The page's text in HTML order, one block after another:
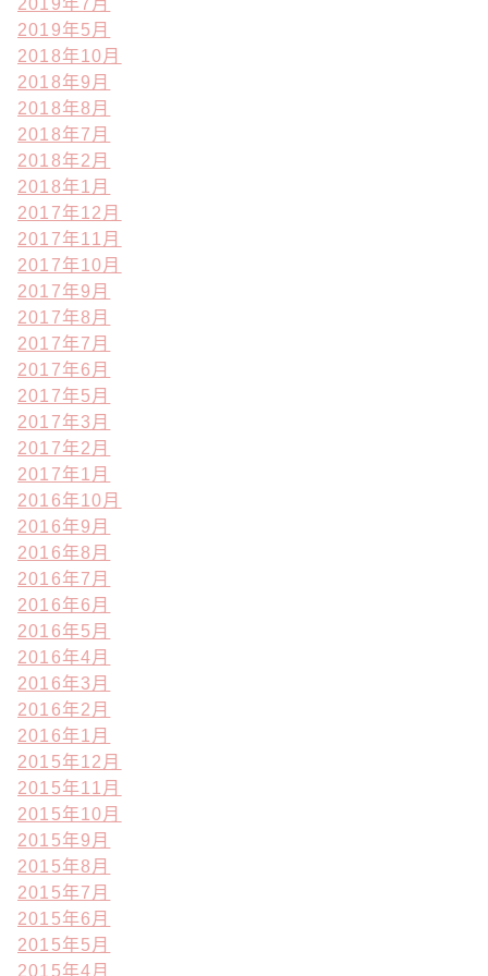
2019年7月
2019年5月
2018年10月
2018年9月
2018年8月
2018年7月
2018年2月
2018年1月
2017年12月
2017年11月
2017年10月
2017年9月
2017年8月
2017年7月
2017年6月
2017年5月
2017年3月
2017年2月
2017年1月
2016年10月
2016年9月
2016年8月
2016年7月
2016年6月
2016年5月
2016年4月
2016年3月
2016年2月
2016年1月
2015年12月
2015年11月
2015年10月
2015年9月
2015年8月
2015年7月
2015年6月
2015年5月
2015年4月